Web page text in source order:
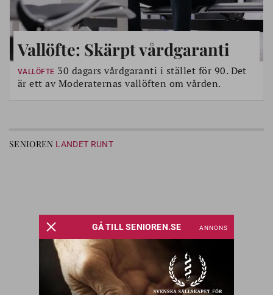
Vallöfte: Skärpt vårdgaranti
VALLÖFTE 30 dagars vårdgaranti i stället för 90. Det
är ett av Moderaternas vallöften om vården.
SENIOREN LANDET RUNT